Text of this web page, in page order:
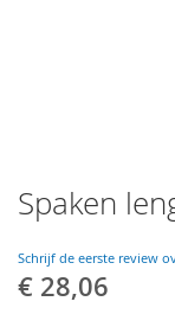
Spaken
Schrijf de eerste review
€ 28,06
Ga
naar
begin
van